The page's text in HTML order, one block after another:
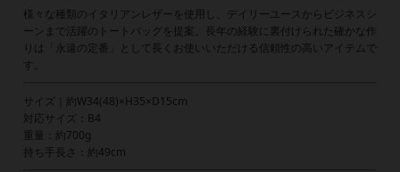
様々な種類のイタリアンレザーを使用し、デイリーユースからビジネスシ
ーンまで活躍のトートバッグを提案。長年の経験に裏付けられた確かな作
りは「永遠の定番」として長くお使いいただける信頼性の高いアイテムで
す。
サイズ｜約W34(48)×H35×D15cm
対応サイズ：B4
重量：約700g
持ち手長さ：約49cm